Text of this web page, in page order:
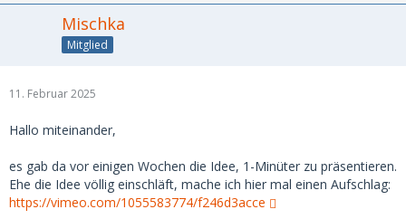
Mischka
Mitglied
11. Februar 2025
Hallo miteinander,
es gab da vor einigen Wochen die Idee, 1-Minüter zu präsentieren.
Ehe die Idee völlig einschläft, mache ich hier mal einen Aufschlag:
https://vimeo.com/1055583774/f246d3acce